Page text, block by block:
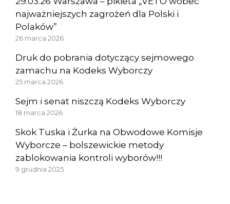
najważniejszych zagrożeń dla Polski i
Polaków”
26 marca 2026
Druk do pobrania dotyczący sejmowego
zamachu na Kodeks Wyborczy
25 marca 2026
Sejm i senat niszczą Kodeks Wyborczy
18 marca 2026
Skok Tuska i Żurka na Obwodowe Komisje
Wyborcze – bolszewickie metody
zablokowania kontroli wyborów!!!
9 grudnia 2025